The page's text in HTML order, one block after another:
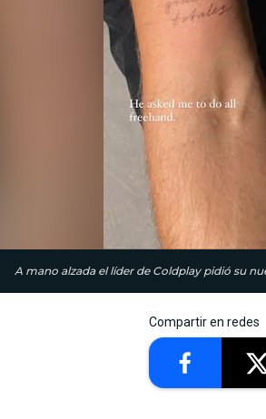
A mano alzada el líder de Coldplay pidió su
Compartir en redes